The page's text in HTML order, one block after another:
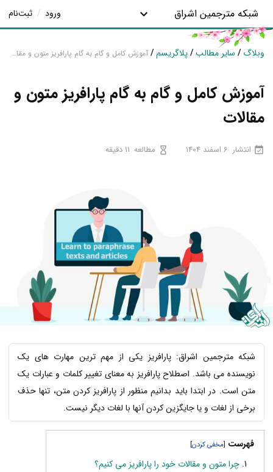
شبکه مترجمین اشراق ورود / ثبت‌نام
وبلاگ / سایر مطالب/پلاگریسم/ آموزش کامل و گام به گام پارافریز متون و مقالات
آموزش کامل و گام به گام پارافریز متون و
مقالات
انتشار 6 اسفند 1404 مطالعه 11 دقیقه
شبکه مترجمین اشراق: پارافریز یکی از مهم ترین مهارت های یک
نویسنده می باشد. اصطلاح پارافریز به معنای تغییر کلمات و عبارات یک
متن است. در ابتدا باید بدانیم منظور از پارافریز کردن متن، تنها حذف
برخی از لغات و یا جایگزین کردن آنها با لغات دیگر نیست.
فهرست [
]
چرا متون و مقالات خود را پارافریز می کنیم؟